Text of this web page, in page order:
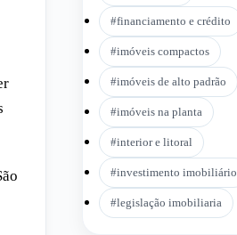
#financiamento e crédito
#imóveis compactos
#imóveis de alto padrão
#imóveis na planta
#interior e litoral
#investimento imobiliário
#legislação imobiliaria